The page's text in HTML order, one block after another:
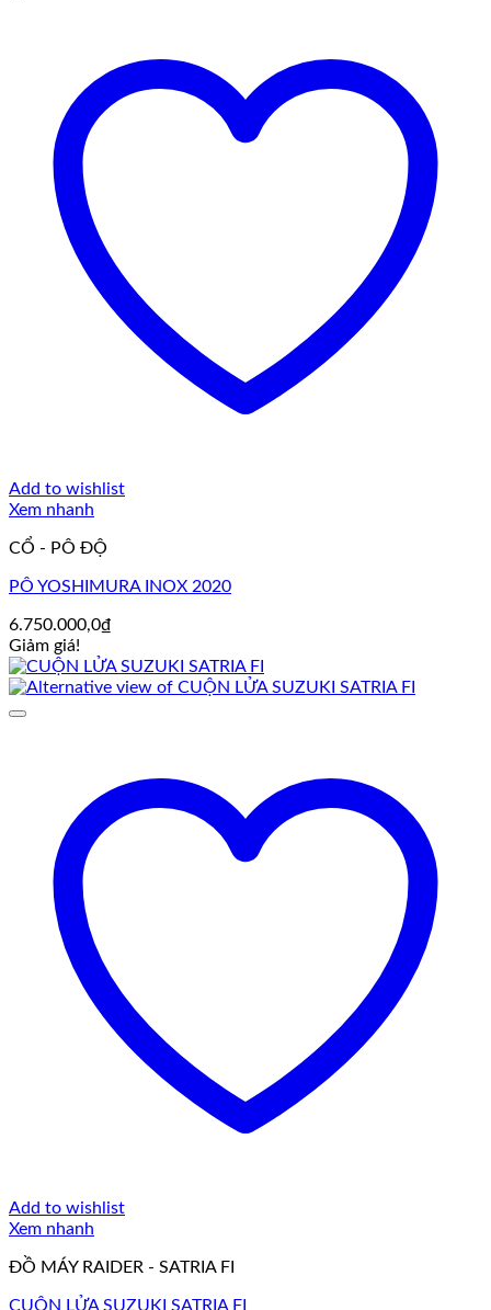
Add to wishlist
Xem nhanh
CỔ - PÔ ĐỘ
PÔ YOSHIMURA INOX 2020
6.750.000,0₫
Giảm giá!
Add to wishlist
Xem nhanh
ĐỒ MÁY RAIDER - SATRIA FI
CUỘN LỬA SUZUKI SATRIA FI